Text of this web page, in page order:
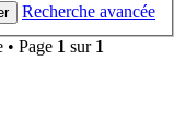
Recherche avancée
• Page 1 sur 1